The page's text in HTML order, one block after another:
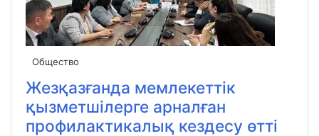
Общество
Жезқазғанда мемлекеттік
қызметшілерге арналған
профилактикалық кездесу өтті